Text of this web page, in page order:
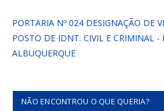
PORTARIA Nº 024 DESIGNAÇÃO DE
POSTO DE IDNT. CIVIL E CRIMINAL -
ALBUQUERQUE
NÃO ENCONTROU O QUE QUERIA?